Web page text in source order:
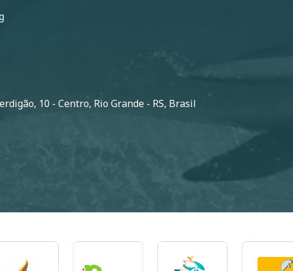
10 - Centro, Rio Grande - RS, Brasil
Imagem Imagem Imagem